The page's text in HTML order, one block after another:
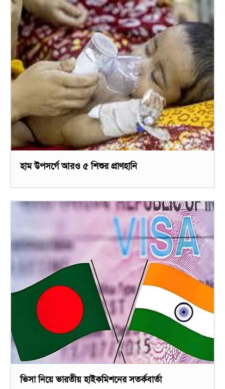
হাম উপসর্গে আরও ৫ শিশুর প্রাণহানি
ভিসা নিয়ে ভারতীয় হাইকমিশনের সতর্কবার্তা